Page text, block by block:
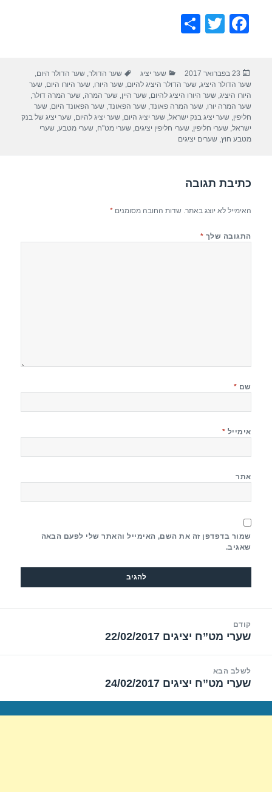
F
e
b
o
o
T
er
e
פורסם
בתאריך
23 בפברואר 2017 קטגוריות
שער יציג תגיות
שער הדולר,שער הדולר היום,
שער הדולר היציג,שער הדולר היציג להיום,שער היורו,שער היורו היום,שער
היורו היציג,שער היורו היציג להיום,שער היין,שער המרה,שער המרה דולר,
שער המרה יורו,שער המרה פאונד,שער הפאונד,שער הפאונד היום,שער
חליפין,שער יציג בנק ישראל,שער יציג היום,שער יציג להיום,שער יציג של בנק
ישראל,שערי חליפין,שערי חליפין יציגים,שערי מט"ח,שערי מטבע,שערי
מטבע חוץ,שערים יציגים
כתיבת תגובה
האימייל לא יוצג באתר. שדות החובה מסומנים*
התגובה שלך *
שם *
אימייל *
אתר
שמור בדפדפן זה את השם, האימייל והאתר שלי לפעם הבאה
שאגיב.
קודם
הפוסט
שערי מט”ח יציגים 22/02/2017
לשלב הבא
הפוסט
שערי מט”ח יציגים 24/02/2017